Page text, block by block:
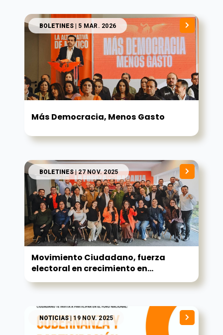
BOLETINES| 5 MAR. 2026
Más Democracia, Menos Gasto
BOLETINES| 27 NOV. 2025
Movimiento Ciudadano, fuerza
electoral en crecimiento en...
NOTICIAS| 19 NOV. 2025